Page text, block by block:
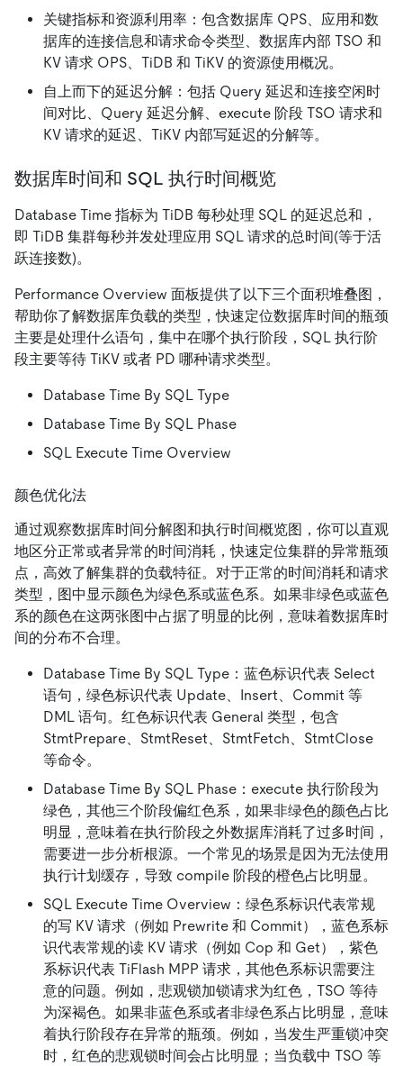
关键指标和资源利用率：包含数据库 QPS、应用和数
据库的连接信息和请求命令类型、数据库内部 TSO 和
KV 请求 OPS、TiDB 和 TiKV 的资源使用概况。
自上而下的延迟分解：包括 Query 延迟和连接空闲时
间对比、Query 延迟分解、execute 阶段 TSO 请求和
KV 请求的延迟、TiKV 内部写延迟的分解等。
数据库时间和 SQL 执行时间概览
Database Time 指标为 TiDB 每秒处理 SQL 的延迟总和，
即 TiDB 集群每秒并发处理应用 SQL 请求的总时间(等于活
跃连接数)。
Performance Overview 面板提供了以下三个面积堆叠图，
帮助你了解数据库负载的类型，快速定位数据库时间的瓶颈
主要是处理什么语句，集中在哪个执行阶段，SQL 执行阶
段主要等待 TiKV 或者 PD 哪种请求类型。
Database Time By SQL Type
Database Time By SQL Phase
SQL Execute Time Overview
颜色优化法
通过观察数据库时间分解图和执行时间概览图，你可以直观
地区分正常或者异常的时间消耗，快速定位集群的异常瓶颈
点，高效了解集群的负载特征。对于正常的时间消耗和请求
类型，图中显示颜色为绿色系或蓝色系。如果非绿色或蓝色
系的颜色在这两张图中占据了明显的比例，意味着数据库时
间的分布不合理。
Database Time By SQL Type：蓝色标识代表 Select
语句，绿色标识代表 Update、Insert、Commit 等
DML 语句。红色标识代表 General 类型，包含
StmtPrepare、StmtReset、StmtFetch、StmtClose
等命令。
Database Time By SQL Phase：execute 执行阶段为
绿色，其他三个阶段偏红色系，如果非绿色的颜色占比
明显，意味着在执行阶段之外数据库消耗了过多时间，
需要进一步分析根源。一个常见的场景是因为无法使用
执行计划缓存，导致 compile 阶段的橙色占比明显。
SQL Execute Time Overview：绿色系标识代表常规
的写 KV 请求（例如 Prewrite 和 Commit），蓝色系标
识代表常规的读 KV 请求（例如 Cop 和 Get），紫色
系标识代表 TiFlash MPP 请求，其他色系标识需要注
意的问题。例如，悲观锁加锁请求为红色，TSO 等待
为深褐色。如果非蓝色系或者非绿色系占比明显，意味
着执行阶段存在异常的瓶颈。例如，当发生严重锁冲突
时，红色的悲观锁时间会占比明显；当负载中 TSO 等